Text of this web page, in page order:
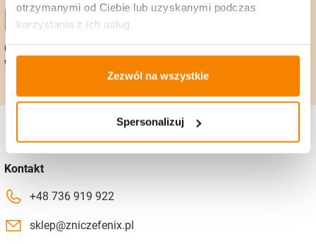
otrzymanymi od Ciebie lub uzyskanymi podczas
korzystania z ich usług.
Zezwól na wszystkie
Spersonalizuj
Gwarancja zwrotu
w 14 dni
Kontakt
+48 736 919 922
sklep@zniczefenix.pl